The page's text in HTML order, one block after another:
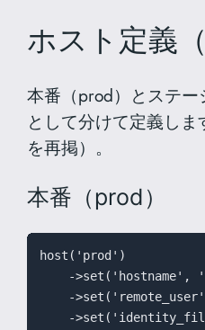
ホスト定義
本番（prod）とステー
として分けて定義し
を再掲）。
本番（prod）
host('prod')
->set('hostname',
-
-